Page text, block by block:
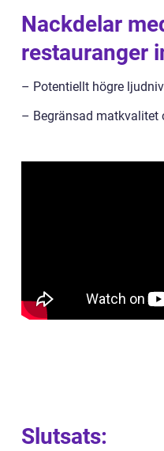
Nackdelar
restauranger
– Potentiellt högre
– Begränsad matkvalitet
Slutsats: